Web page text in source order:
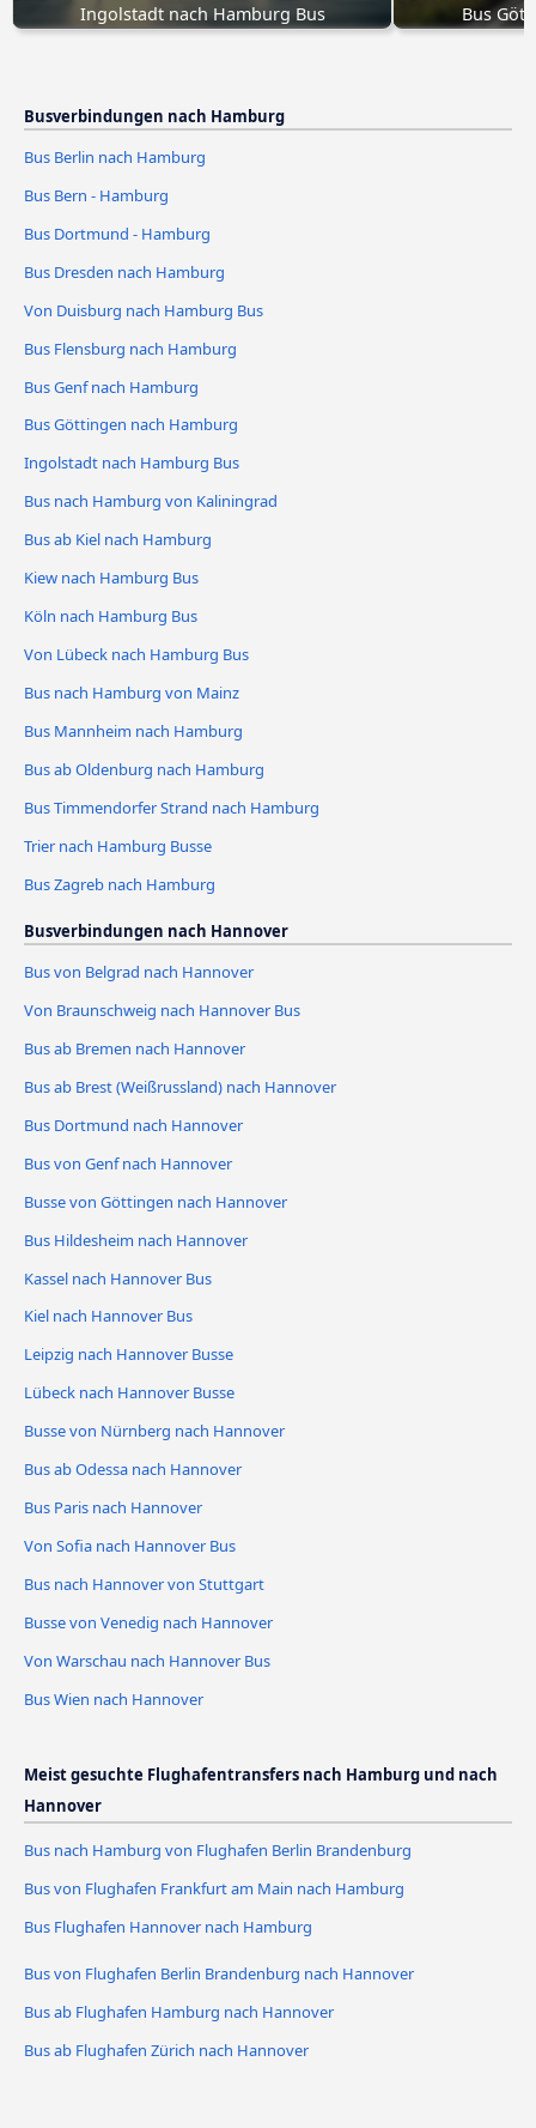
Ingolstadt nach Hamburg Bus Bus
Busverbindungen nach Hamburg
Bus Berlin nach Hamburg
Bus Bern - Hamburg
Bus Dortmund - Hamburg
Bus Dresden nach Hamburg
Von Duisburg nach Hamburg Bus
Bus Flensburg nach Hamburg
Bus Genf nach Hamburg
Bus Göttingen nach Hamburg
Ingolstadt nach Hamburg Bus
Bus nach Hamburg von Kaliningrad
Bus ab Kiel nach Hamburg
Kiew nach Hamburg Bus
Köln nach Hamburg Bus
Von Lübeck nach Hamburg Bus
Bus nach Hamburg von Mainz
Bus Mannheim nach Hamburg
Bus ab Oldenburg nach Hamburg
Bus Timmendorfer Strand nach Hamburg
Trier nach Hamburg Busse
Bus Zagreb nach Hamburg
Busverbindungen nach Hannover
Bus von Belgrad nach Hannover
Von Braunschweig nach Hannover Bus
Bus ab Bremen nach Hannover
Bus ab Brest (Weißrussland) nach Hannover
Bus Dortmund nach Hannover
Bus von Genf nach Hannover
Busse von Göttingen nach Hannover
Bus Hildesheim nach Hannover
Kassel nach Hannover Bus
Kiel nach Hannover Bus
Leipzig nach Hannover Busse
Lübeck nach Hannover Busse
Busse von Nürnberg nach Hannover
Bus ab Odessa nach Hannover
Bus Paris nach Hannover
Von Sofia nach Hannover Bus
Bus nach Hannover von Stuttgart
Busse von Venedig nach Hannover
Von Warschau nach Hannover Bus
Bus Wien nach Hannover
Meist gesuchte Flughafentransfers nach Hamburg und nach
Hannover
Bus nach Hamburg von Flughafen Berlin Brandenburg
Bus von Flughafen Frankfurt am Main nach Hamburg
Bus Flughafen Hannover nach Hamburg
Bus von Flughafen Berlin Brandenburg nach Hannover
Bus ab Flughafen Hamburg nach Hannover
Bus ab Flughafen Zürich nach Hannover